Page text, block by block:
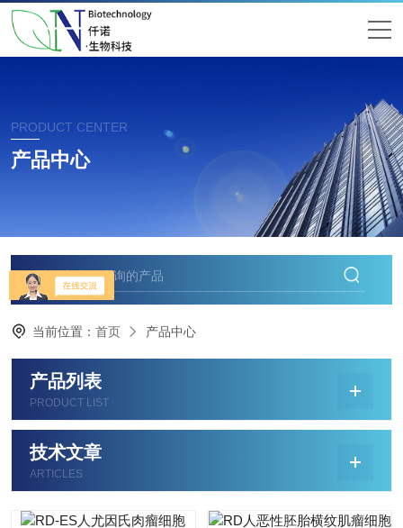
PRODUCT CENTER
产品中心
当前位置： 首页 产品中心
产品列表
PRODUCT LIST
技术文章
ARTICLES